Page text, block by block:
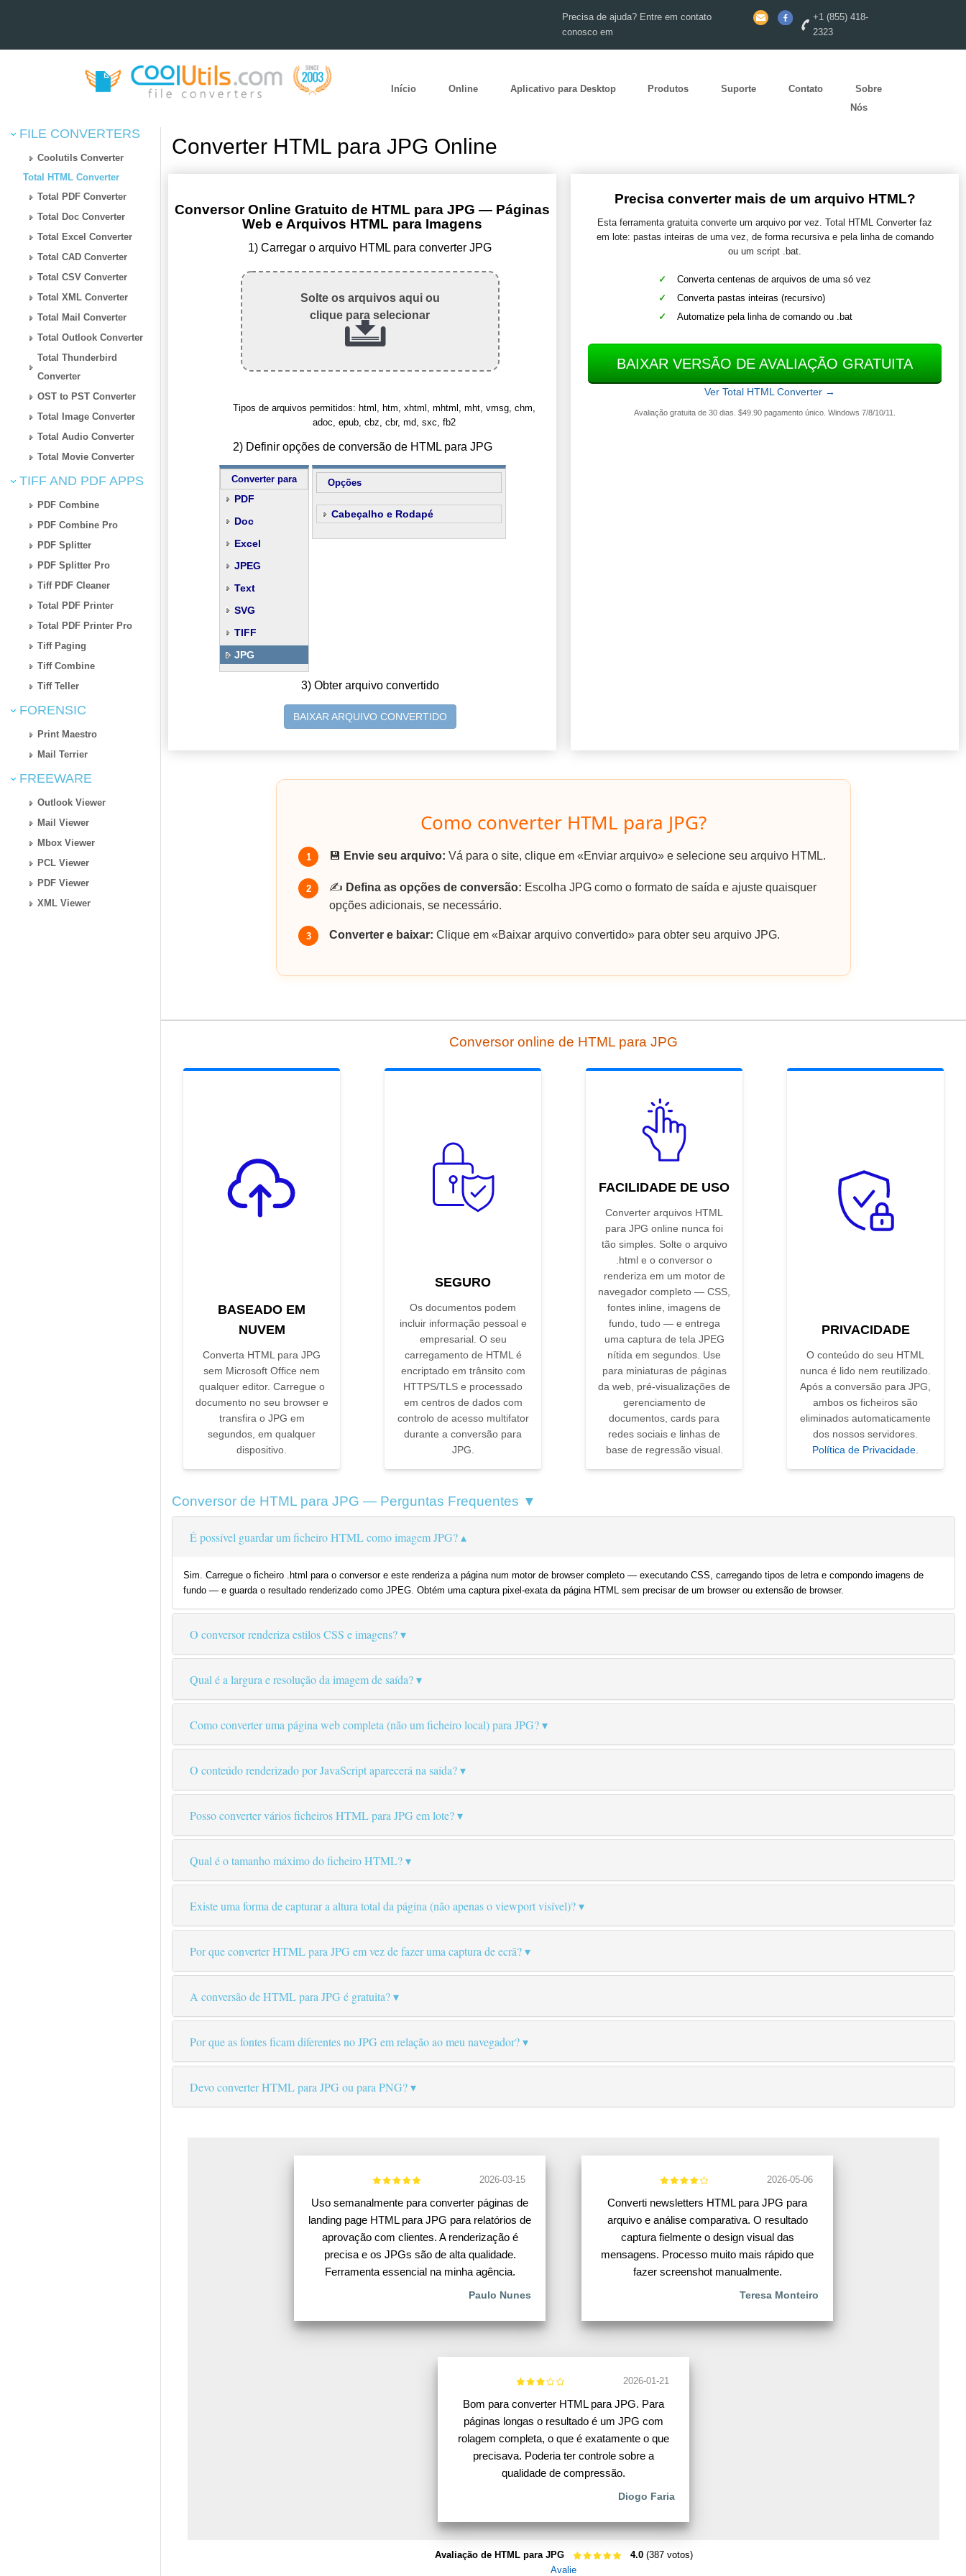
Precisa de ajuda? Entre em contato
conosco em
+1 (855) 418-
2323
Início Online Aplicativo para Desktop Produtos Suporte Contato
Sobre
Nós
FILE CONVERTERS
Coolutils Converter
Total HTML Converter
Total PDF Converter
Total Doc Converter
Total Excel Converter
Total CAD Converter
Total CSV Converter
Total XML Converter
Total Mail Converter
Total Outlook Converter
Total Thunderbird
Converter
OST to PST Converter
Total Image Converter
Total Audio Converter
Total Movie Converter
TIFF AND PDF APPS
PDF Combine
PDF Combine Pro
PDF Splitter
PDF Splitter Pro
Tiff PDF Cleaner
Total PDF Printer
Total PDF Printer Pro
Tiff Paging
Tiff Combine
Tiff Teller
FORENSIC
Print Maestro
Mail Terrier
FREEWARE
Outlook Viewer
Mail Viewer
Mbox Viewer
PCL Viewer
PDF Viewer
XML Viewer
Converter HTML para JPG Online
Conversor Online Gratuito de HTML para JPG — Páginas
Web e Arquivos HTML para Imagens
1) Carregar o arquivo HTML para converter JPG
Solte os arquivos aqui ou
clique para selecionar
Tipos de arquivos permitidos: html, htm, xhtml, mhtml, mht, vmsg, chm,
adoc, epub, cbz, cbr, md, sxc, fb2
2) Definir opções de conversão de HTML para JPG
Converter para
PDF
Doc
Excel
JPEG
Text
SVG
TIFF
JPG
Opções
Cabeçalho e Rodapé
3) Obter arquivo convertido
BAIXAR ARQUIVO CONVERTIDO
Precisa converter mais de um arquivo HTML?
Esta ferramenta gratuita converte um arquivo por vez. Total HTML Converter faz
em lote: pastas inteiras de uma vez, de forma recursiva e pela linha de comando
ou um script .bat.
Converta centenas de arquivos de uma só vez
Converta pastas inteiras (recursivo)
Automatize pela linha de comando ou .bat
BAIXAR VERSÃO DE AVALIAÇÃO GRATUITA
Ver Total HTML Converter →
Avaliação gratuita de 30 dias. $49.90 pagamento único. Windows 7/8/10/11.
Como converter HTML para JPG?
1 💾 Envie seu arquivo: Vá para o site, clique em «Enviar arquivo» e selecione seu arquivo HTML.
2 ✍️ Defina as opções de conversão: Escolha JPG como o formato de saída e ajuste quaisquer
opções adicionais, se necessário.
3 Converter e baixar: Clique em «Baixar arquivo convertido» para obter seu arquivo JPG.
Conversor online de HTML para JPG
BASEADO EM
NUVEM
Converta HTML para JPG
sem Microsoft Office nem
qualquer editor. Carregue o
documento no seu browser e
transfira o JPG em
segundos, em qualquer
dispositivo.
SEGURO
Os documentos podem
incluir informação pessoal e
empresarial. O seu
carregamento de HTML é
encriptado em trânsito com
HTTPS/TLS e processado
em centros de dados com
controlo de acesso multifator
durante a conversão para
JPG.
FACILIDADE DE USO
Converter arquivos HTML
para JPG online nunca foi
tão simples. Solte o arquivo
.html e o conversor o
renderiza em um motor de
navegador completo — CSS,
fontes inline, imagens de
fundo, tudo — e entrega
uma captura de tela JPEG
nítida em segundos. Use
para miniaturas de páginas
da web, pré-visualizações de
gerenciamento de
documentos, cards para
redes sociais e linhas de
base de regressão visual.
PRIVACIDADE
O conteúdo do seu HTML
nunca é lido nem reutilizado.
Após a conversão para JPG,
ambos os ficheiros são
eliminados automaticamente
dos nossos servidores.
Política de Privacidade
Conversor de HTML para JPG — Perguntas Frequentes ▼
É possível guardar um ficheiro HTML como imagem JPG?
Sim. Carregue o ficheiro .html para o conversor e este renderiza a página num motor de browser completo — executando CSS, carregando tipos de letra e compondo imagens de
fundo — e guarda o resultado renderizado como JPEG. Obtém uma captura pixel-exata da página HTML sem precisar de um browser ou extensão de browser.
O conversor renderiza estilos CSS e imagens?
Qual é a largura e resolução da imagem de saída?
Como converter uma página web completa (não um ficheiro local) para JPG?
O conteúdo renderizado por JavaScript aparecerá na saída?
Posso converter vários ficheiros HTML para JPG em lote?
Qual é o tamanho máximo do ficheiro HTML?
Existe uma forma de capturar a altura total da página (não apenas o viewport visível)?
Por que converter HTML para JPG em vez de fazer uma captura de ecrã?
A conversão de HTML para JPG é gratuita?
Por que as fontes ficam diferentes no JPG em relação ao meu navegador?
Devo converter HTML para JPG ou para PNG?
2026-03-15
Uso semanalmente para converter páginas de
landing page HTML para JPG para relatórios de
aprovação com clientes. A renderização é
precisa e os JPGs são de alta qualidade.
Ferramenta essencial na minha agência.
Paulo Nunes
2026-05-06
Converti newsletters HTML para JPG para
arquivo e análise comparativa. O resultado
captura fielmente o design visual das
mensagens. Processo muito mais rápido que
fazer screenshot manualmente.
Teresa Monteiro
2026-01-21
Bom para converter HTML para JPG. Para
páginas longas o resultado é um JPG com
rolagem completa, o que é exatamente o que
precisava. Poderia ter controle sobre a
qualidade de compressão.
Diogo Faria
Avaliação de HTML para JPG 4.0(387 votos)
Avalie